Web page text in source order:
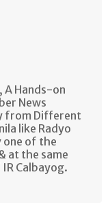
A Hands-on
News
from Different
like Radyo
one of the
at the same
Calbayog.